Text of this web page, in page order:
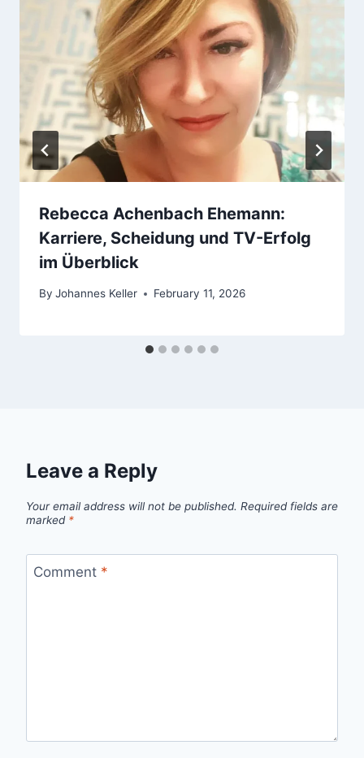
Rebecca Achenbach Ehemann:
Karriere, Scheidung und TV-Erfolg
im Überblick
By Johannes Keller February 11, 2026
Leave a Reply
Your email address will not be published. Required fields are
marked *
Comment *